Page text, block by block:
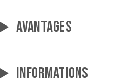
AVANTAGES
INFORMATIONS